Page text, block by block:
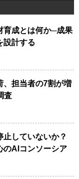
育成とは何か─成果
設計する
、担当者の7割が増
査
していないか？
のAIコンソーシア